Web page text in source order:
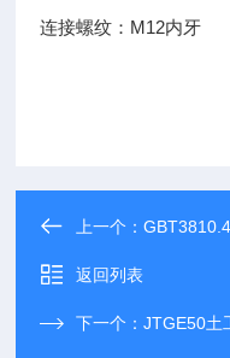
连接螺纹： M12内牙
上一个：
返回列表
下一个：JTGE50土